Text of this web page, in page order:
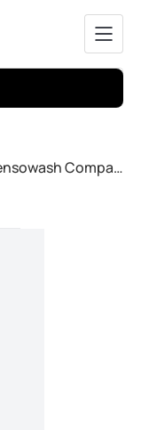
Унитаз подвесной Duravit D-Neo Sensowash Compact 654000012004300